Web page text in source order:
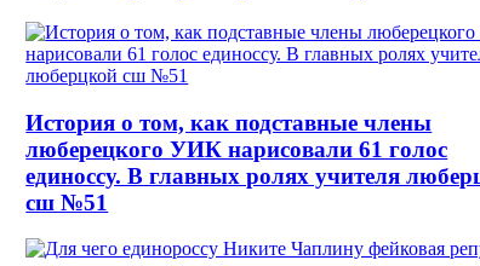
История о том, как подставные члены
люберецкого УИК нарисовали 61 голос
единоссу. В главных ролях учителя
сш №51